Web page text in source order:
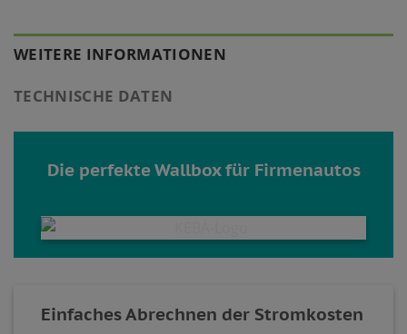
WEITERE INFORMATIONEN
TECHNISCHE DATEN
Die perfekte Wallbox für Firmenautos
Einfaches Abrechnen der Stromkosten